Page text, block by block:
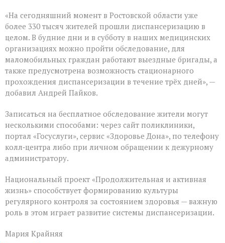
«На сегодняшний момент в Ростовской области уже
более 330 тысяч жителей прошли диспансеризацию в
целом. В будние дни и в субботу в наших медицинских
организациях можно пройти обследование, для
маломобильных граждан работают выездные бригады, а
также предусмотрена возможность стационарного
прохождения диспансеризации в течение трёх дней», —
добавил Андрей Пайков.
Записаться на бесплатное обследование жители могут
несколькими способами: через сайт поликлиники,
портал «Госуслуги», сервис «Здоровье Дона», по телефону
колл‑центра либо при личном обращении к дежурному
администратору.
Национальный проект «Продолжительная и активная
жизнь» способствует формированию культуры
регулярного контроля за состоянием здоровья — важную
роль в этом играет развитие системы диспансеризации.
Мария Крайняя